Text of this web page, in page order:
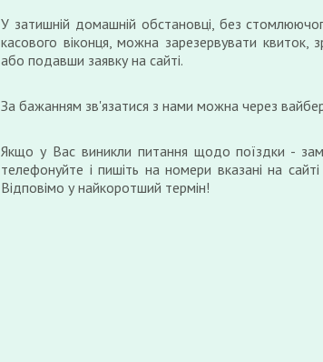
У затишній домашній обстановці, без
касового віконця, можна зарезервувати
або подавши заявку на сайті.
За бажанням зв'язатися з нами можна через
Якщо у Вас виникли питання щодо поїздки -
телефонуйте і пишіть на номери вказані на
Відповімо у найкоротший термін!